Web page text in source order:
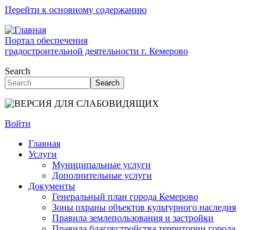
Перейти к основному содержанию
Портал обеспечения
градостроительной деятельности г. Кемерово
Search
Search
Войти
Главная
Услуги
Муниципальные услуги
Дополнительные услуги
Документы
Генеральный план города Кемерово
Зоны охраны объектов культурного наследия
Правила землепользования и застройки